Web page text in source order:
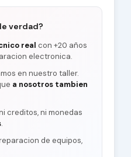
verdad?
real con +20 años
electronica.
en nuestro taller.
a nosotros tambien
creditos, ni monedas
.
de equipos,